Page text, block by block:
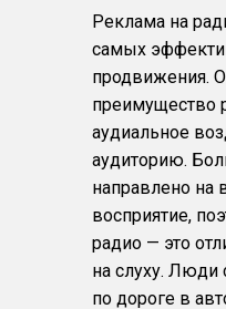
Реклама на
самых
продвижения.
преимущество
аудиальное
аудиторию.
направлено на
восприятие,
радио — это
на слуху.
по дороге в